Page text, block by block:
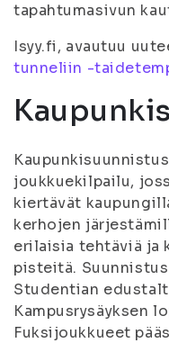
tapahtumasivun
Isyy.fi, avautuu
tunneliin -
joukkuekilpailu,
kiertävät
kerhojen
erilaisia tehtäviä ja
pisteitä.
Studentian
Kampusrysäyksen
Fuksijoukkueet